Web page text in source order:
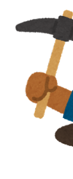
お問合せ
ネット予約